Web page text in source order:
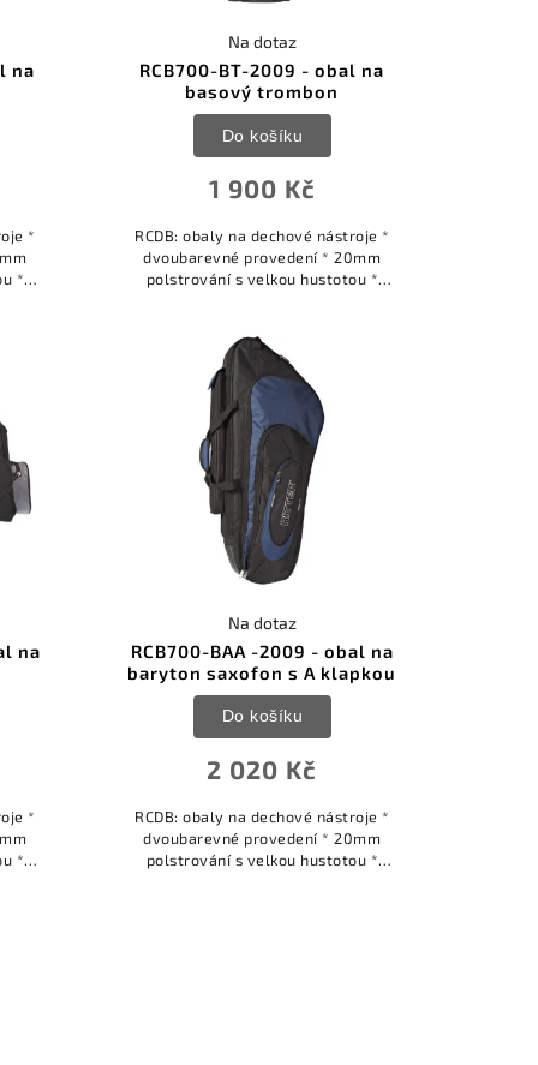
na
*
*
RCB700-BT-2009 - obal na
basový trombon
Na dotaz
1 900 Kč
Do košíku
RCDB: obaly na dechové nástroje *
dvoubarevné provedení * 20mm
polstrování s velkou hustotou *
měkkého sametu *...
na
*
*
RCB700-BAA -2009 - obal na
baryton saxofon s A klapkou
Na dotaz
2 020 Kč
Do košíku
RCDB: obaly na dechové nástroje *
dvoubarevné provedení * 20mm
polstrování s velkou hustotou *